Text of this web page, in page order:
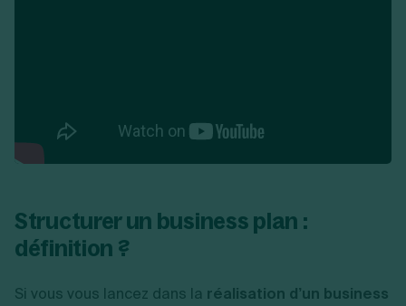
Structurer un business plan :
définition ?
Si vous vous lancez dans la réalisation d’un business